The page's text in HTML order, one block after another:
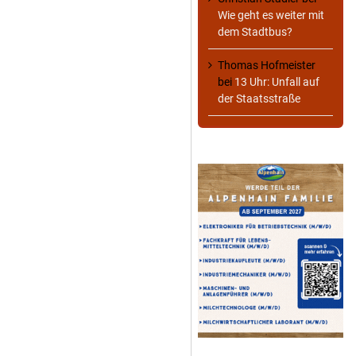
Wie geht es weiter mit
dem Stadtbus?
Thomas Hofmeister
bei 13 Uhr: Unfall auf
der Staatsstraße